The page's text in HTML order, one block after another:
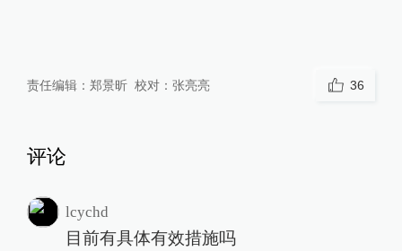
责任编辑： 郑景昕 校对： 张亮亮 36
评论
lcychd
目前有具体有效措施吗